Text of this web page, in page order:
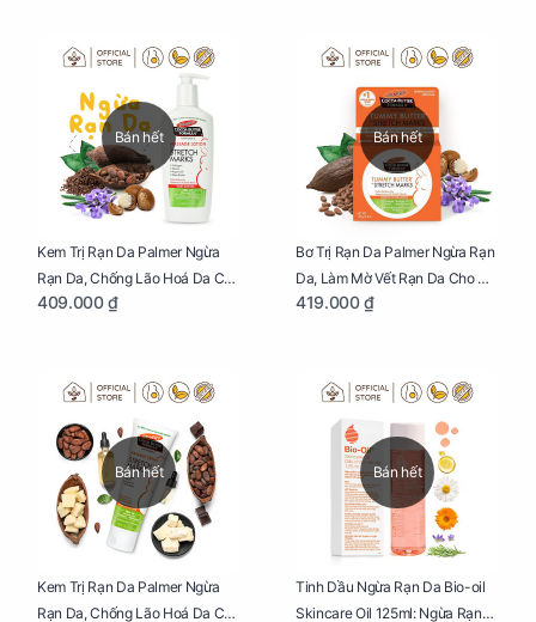
Mình Trong Hành Trình Nuôi
Bán hết
Kem Trị Rạn Da Palmer Ngừa
Rạn Da, Chống Lão Hoá Da Cho
Mẹ Bầu Chai 250ml
409.000 ₫
Bán hết
Bơ Trị Rạn Da Palmer Ngừa Rạn
Da, Làm Mờ Vết Rạn Da Cho Mẹ
Bầu Hũ 125g
419.000 ₫
Bán hết
Kem Trị Rạn Da Palmer Ngừa
Rạn Da, Chống Lão Hoá Da Cho
Bán hết
Tinh Dầu Ngừa Rạn Da Bio-oil
Skincare Oil 125ml: Ngừa Rạn